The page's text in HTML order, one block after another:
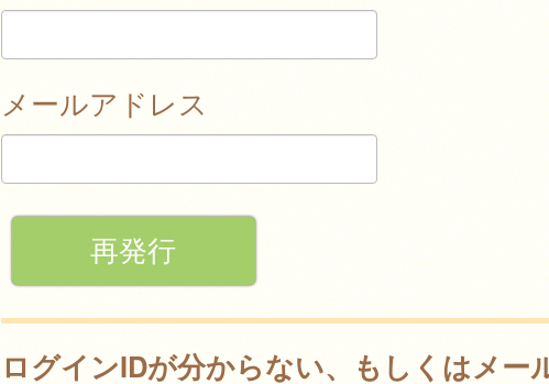
メールアドレス
ログインIDが分からない、もしくはメー